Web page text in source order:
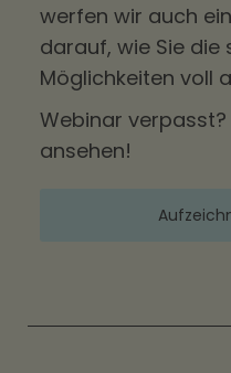
werfen wir auch
darauf, wie Sie die
Möglichkeiten voll
Webinar
ansehen!